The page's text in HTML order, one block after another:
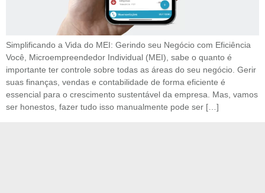
Simplificando a Vida do MEI: Gerindo seu Negócio com Eficiência
Você, Microempreendedor Individual (MEI), sabe o quanto é
importante ter controle sobre todas as áreas do seu negócio. Gerir
suas finanças, vendas e contabilidade de forma eficiente é
essencial para o crescimento sustentável da empresa. Mas, vamos
ser honestos, fazer tudo isso manualmente pode ser […]